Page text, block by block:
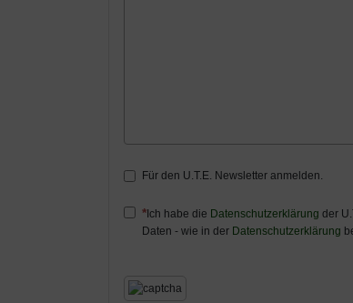
Für den U.T.E. Newsletter anmelden.
Ich habe die Datenschutzerklärung der
Daten - wie in der Datenschutzerklärung